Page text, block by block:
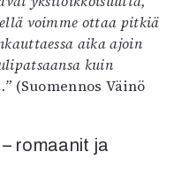
voimme ottaa pitkiä
aika ajoin
kuin
(Suomennos Väinö
romaanit ja